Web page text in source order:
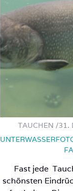
TAUCHEN /31.
Fast jede
schönsten